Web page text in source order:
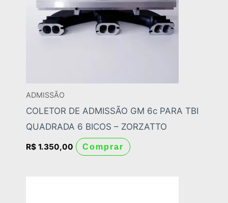
ADMISSÃO
COLETOR DE ADMISSÃO GM 6c PARA TBI
QUADRADA 6 BICOS – ZORZATTO
R$ 1.350,00 Comprar